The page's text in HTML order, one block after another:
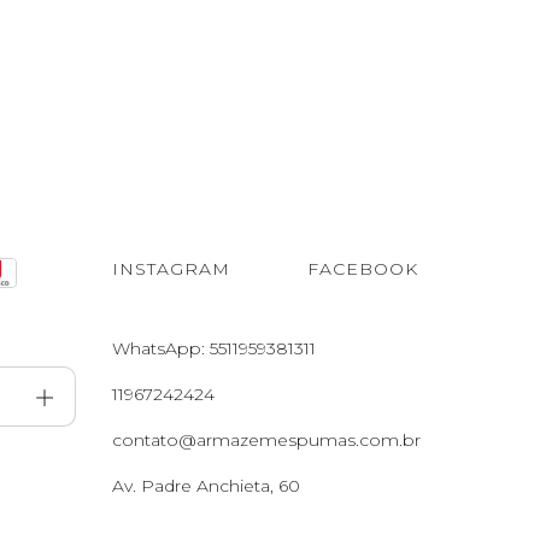
INSTAGRAM FACEBOOK
WhatsApp: 5511959381311
11967242424
contato@armazemespumas.com.br
Av. Padre Anchieta, 60